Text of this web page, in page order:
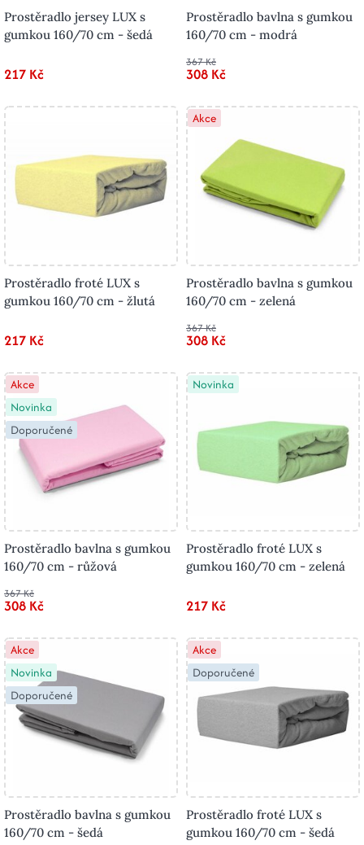
Prostěradlo jersey LUX s
gumkou 160/70 cm - šedá
217 Kč
Prostěradlo bavlna s gumkou
160/70 cm - modrá
367 Kč
308 Kč
Prostěradlo froté LUX s
gumkou 160/70 cm - žlutá
217 Kč
Akce
Prostěradlo bavlna s gumkou
160/70 cm - zelená
367 Kč
308 Kč
Akce
Novinka
Doporučené
Prostěradlo bavlna s gumkou
160/70 cm - růžová
367 Kč
308 Kč
Novinka
Prostěradlo froté LUX s
gumkou 160/70 cm - zelená
217 Kč
Akce
Novinka
Doporučené
Prostěradlo bavlna s gumkou
160/70 cm - šedá
Akce
Doporučené
Prostěradlo froté LUX s
gumkou 160/70 cm - šedá